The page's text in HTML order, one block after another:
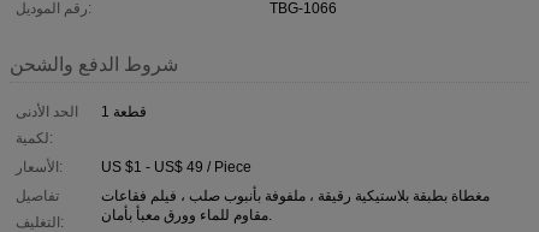
رقم الموديل:
TBG-1066
شروط الدفع والشحن
الحد الأدنى
لكمية:
1 قطعة
الأسعار:
US $1 - US$ 49 / Piece
تفاصيل
التغليف:
مغطاة بطبقة بلاستيكية رقيقة ، ملفوفة بأنبوب صلب ، فيلم فقاعات
مقاوم للماء وورق معبأ بأمان.